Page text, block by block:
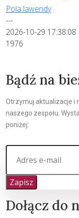
Pola lawendy
---
2026-10-29 17:38:08
1976
Bądź na
Otrzymuj aktualizacje i
naszego zespołu.
poniżej:
Zapisz
Dołącz do